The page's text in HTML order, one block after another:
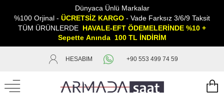
Dünyaca Ünlü Markalar
%100 Orjinal - ÜCRETSİZ KARGO - Vade Farksız 3/6/9 Taksit
TÜM ÜRÜNLERDE HAVALE-EFT ÖDEMELERİNDE %10 +
Sepette Anında 100 TL İNDİRİM
HESABIM +90 553 499 74 59